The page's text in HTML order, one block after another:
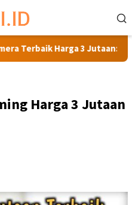
3 Jutaan: Rekomendasi
Harga 3 Jutaan